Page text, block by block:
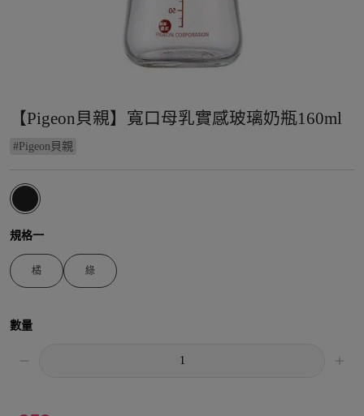
【Pigeon貝親】寬口母乳實感玻璃奶瓶160ml
# Pigeon貝親
規格一
橘 綠
數量